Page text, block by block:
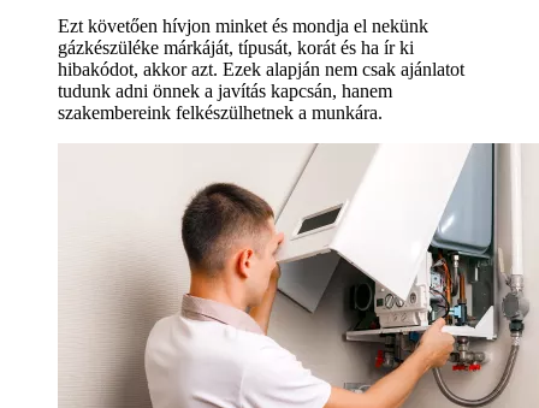
Ezt követően hívjon minket és mondja el nekünk
gázkészüléke márkáját, típusát, korát és ha ír ki
hibakódot, akkor azt. Ezek alapján nem csak ajánlatot
tudunk adni önnek a javítás kapcsán, hanem
szakembereink felkészülhetnek a munkára.